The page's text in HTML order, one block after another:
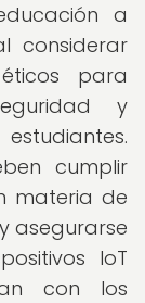
a
considerar
para
y
cumplir
materia de
asegurarse
IoT
con los